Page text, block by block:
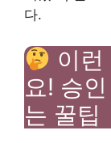
다.
이런
요! 승
는 꿀팁